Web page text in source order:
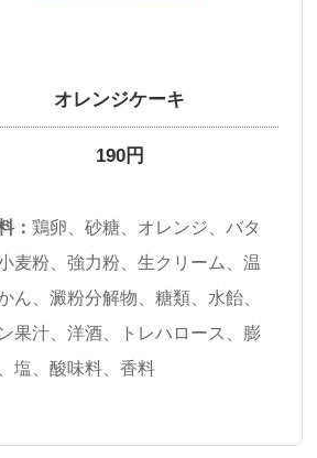
オレンジケーキ
190円
：鶏卵、砂糖、オレンジ、バタ
麦粉、強力粉、生クリーム、温
ん、澱粉分解物、糖類、水飴、
果汁、洋酒、トレハロース、膨
塩、酸味料、香料